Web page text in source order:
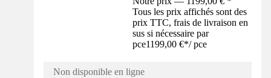
Tous les prix affichés sont des
prix TTC, frais de livraison en
sus si nécessaire par
pce1199,00 €*/ pce
Non disponible en ligne